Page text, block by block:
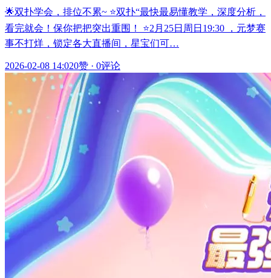
🌟双扑学会，排位不累~ ⭐双扑“最快最易懂教学，深度分析，
看完就会！保你把把突出重围！ ⭐2月25日周日19:30 ，元梦赛
事不打烊，锁定各大直播间，星宝们可…
2026-02-08 14:020赞 · 0评论